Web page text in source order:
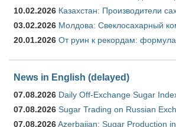
10.02.2026 Казахстан: Производители
03.02.2026 Молдова: Свеклосахарный
20.01.2026 От руин к рекордам: формула
News in English (delayed)
07.08.2026 Daily Off-Exchange Sugar
07.08.2026 Sugar Trading on Russian
07.08.2026Azerbaijan: Sugar Production